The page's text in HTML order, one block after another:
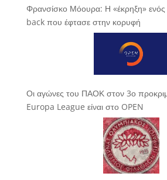
Φρανσίσκο Μόουρα: Η «έκρηξη»
back που έφτασε στην κορυφή
Οι αγώνες του ΠΑΟΚ στον 3ο
Europa League είναι στο OPEN